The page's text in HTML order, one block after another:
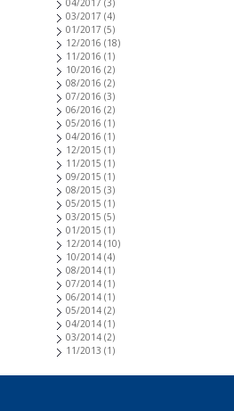
04/2017 (3)
03/2017 (4)
01/2017 (5)
12/2016 (18)
11/2016 (1)
10/2016 (2)
08/2016 (2)
07/2016 (3)
06/2016 (2)
05/2016 (1)
04/2016 (1)
12/2015 (1)
11/2015 (1)
09/2015 (1)
08/2015 (3)
05/2015 (1)
03/2015 (5)
01/2015 (1)
12/2014 (10)
10/2014 (4)
08/2014 (1)
07/2014 (1)
06/2014 (1)
05/2014 (2)
04/2014 (1)
03/2014 (2)
11/2013 (1)